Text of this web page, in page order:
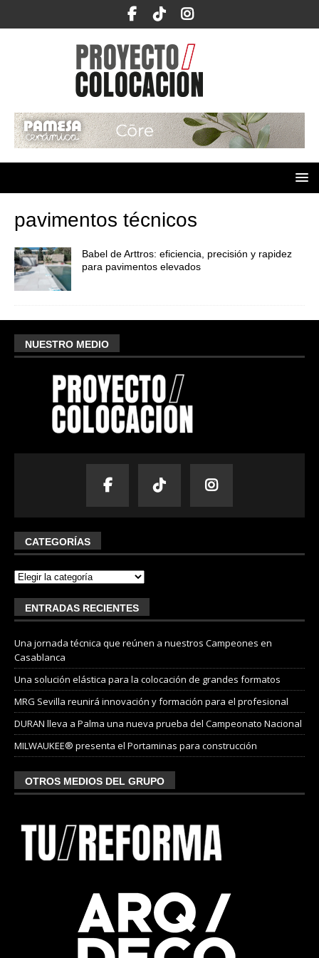
pavimentos técnicos
Babel de Arttros: eficiencia, precisión y rapidez
para pavimentos elevados
NUESTRO MEDIO
CATEGORÍAS
ENTRADAS RECIENTES
Una jornada técnica que reúnen a nuestros Campeones en
Casablanca
Una solución elástica para la colocación de grandes formatos
MRG Sevilla reunirá innovación y formación para el profesional
DURAN lleva a Palma una nueva prueba del Campeonato Nacional
MILWAUKEE® presenta el Portaminas para construcción
OTROS MEDIOS DEL GRUPO